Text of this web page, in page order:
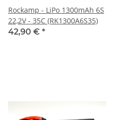
Rockamp - LiPo 1300mAh 6S
22,2V - 35C (RK1300A6S35)
42,90 € *